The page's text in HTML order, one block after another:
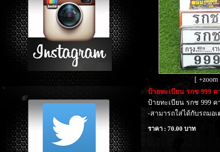
[ +zoom
ป้ายทะเบียน รกช 999 ค
ป้ายทะเบียน รกช 999 ค
-สามารถใส่ได้กับรถมอ
ราคา : 70.00 บาท